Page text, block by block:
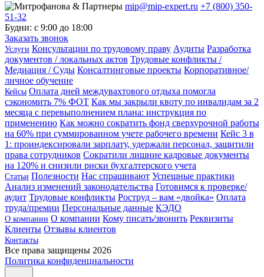
mip@mip-expert.ru +7 (800) 350-
51-32
Будни: с 9:00 до 18:00
Заказать звонок
Услуги Консультации по трудовому праву Аудиты Разработка
документов / локальных актов Трудовые конфликты /
Медиация / Суды Консалтинговые проекты Корпоративное/
личное обучение
Кейсы Оплата дней междувахтового отдыха помогла
сэкономить 7% ФОТ Как мы закрыли квоту по инвалидам за 2
месяца с перевыполнением плана: инструкция по
применению Как можно сократить фонд сверхурочной работы
на 60% при суммированном учете рабочего времени Кейс 3 в
1: проиндексировали зарплату, удержали персонал, защитили
права сотрудников Сократили лишние кадровые документы
на 120% и снизили риски бухгалтерского учета
Статьи Полезности Нас спрашивают Успешные практики
Анализ изменений законодательства Готовимся к проверке/
аудит Трудовые конфликты Роструд – вам «двойка» Оплата
труда/премии Персональные данные КЭДО
О компании О компании Кому писать/звонить Реквизиты
Клиенты Отзывы клиентов
Контакты
Все права защищены 2026
Политика конфиденциальности